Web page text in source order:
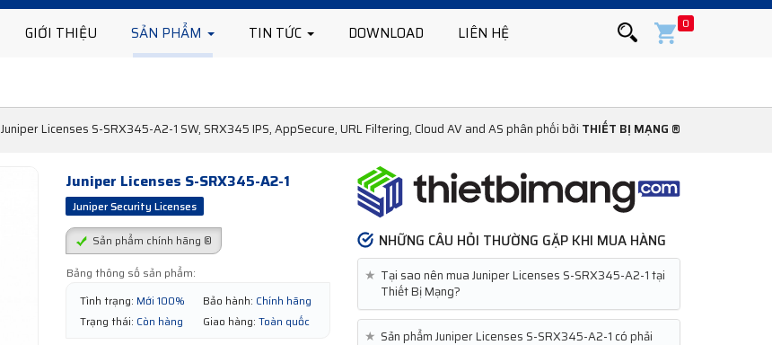
GIỚI THIỆU SẢN PHẨM TIN TỨC DOWNLOAD LIÊN HỆ 0
Juniper Licenses S-SRX345-A2-1 SW, SRX345 IPS, AppSecure, URL Filtering, Cloud AV and AS phân phối bởi THIẾT BỊ MẠNG ®
Juniper Licenses S-SRX345-A2-1
Juniper Security Licenses
Sản phẩm chính hãng ®
Bảng thông số sản phẩm:
Tình trạng: Mới 100% Bảo hành: Chính hãng
Trạng thái: Còn hàng Giao hàng: Toàn quốc
NHỮNG CÂU HỎI THƯỜNG GẶP KHI MUA HÀNG
★ Tại sao nên mua Juniper Licenses S-SRX345-A2-1 tại
Thiết Bị Mạng?
★ Sản phẩm Juniper Licenses S-SRX345-A2-1 có phải